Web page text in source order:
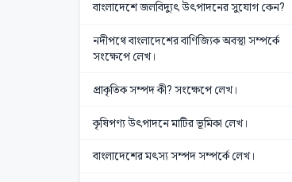
বাংলাদেশে জলবিদ্যুৎ উৎপাদনের সুযোগ কেন?
নদীপথে বাংলাদেশের বাণিজ্যিক অবস্থা সম্পর্কে
সংক্ষেপে লেখ।
প্রাকৃতিক সম্পদ কী? সংক্ষেপে লেখ।
কৃষিপণ্য উৎপাদনে মাটির ভূমিকা লেখ।
বাংলাদেশের মৎস্য সম্পদ সম্পর্কে লেখ।